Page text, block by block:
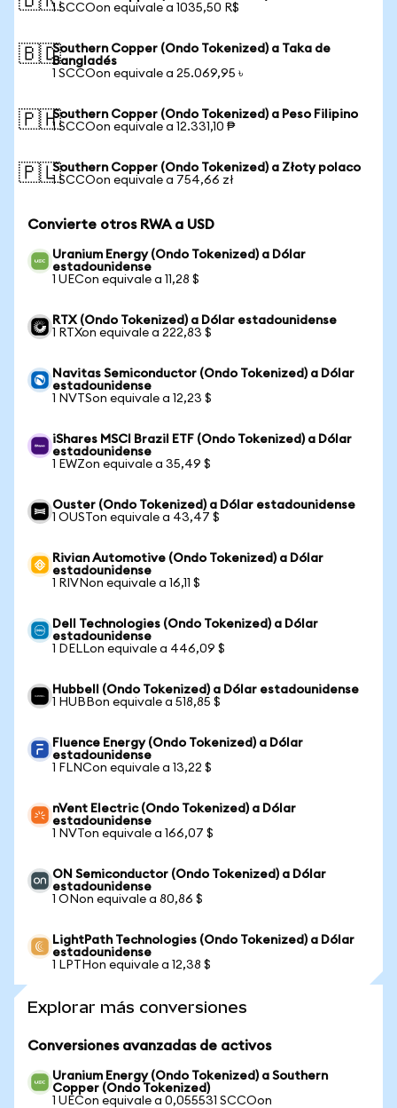
1 SCCOon equivale a 1035,50 R$
🇧🇩Southern Copper (Ondo Tokenized) a Taka de
Bangladés
1 SCCOon equivale a 25.069,95 ৳
🇵🇭Southern Copper (Ondo Tokenized) a Peso Filipino
1 SCCOon equivale a 12.331,10 ₱
🇵🇱Southern Copper (Ondo Tokenized) a Złoty polaco
1 SCCOon equivale a 754,66 zł
Convierte otros RWA a USD
Uranium Energy (Ondo Tokenized) a Dólar
estadounidense
1 UECon equivale a 11,28 $
RTX (Ondo Tokenized) a Dólar estadounidense
1 RTXon equivale a 222,83 $
Navitas Semiconductor (Ondo Tokenized) a Dólar
estadounidense
1 NVTSon equivale a 12,23 $
iShares MSCI Brazil ETF (Ondo Tokenized) a Dólar
estadounidense
1 EWZon equivale a 35,49 $
Ouster (Ondo Tokenized) a Dólar estadounidense
1 OUSTon equivale a 43,47 $
Rivian Automotive (Ondo Tokenized) a Dólar
estadounidense
1 RIVNon equivale a 16,11 $
Dell Technologies (Ondo Tokenized) a Dólar
estadounidense
1 DELLon equivale a 446,09 $
Hubbell (Ondo Tokenized) a Dólar estadounidense
1 HUBBon equivale a 518,85 $
Fluence Energy (Ondo Tokenized) a Dólar
estadounidense
1 FLNCon equivale a 13,22 $
nVent Electric (Ondo Tokenized) a Dólar
estadounidense
1 NVTon equivale a 166,07 $
ON Semiconductor (Ondo Tokenized) a Dólar
estadounidense
1 ONon equivale a 80,86 $
LightPath Technologies (Ondo Tokenized) a Dólar
estadounidense
1 LPTHon equivale a 12,38 $
Explorar más conversiones
Conversiones avanzadas de activos
Uranium Energy (Ondo Tokenized) a Southern
Copper (Ondo Tokenized)
1 UECon equivale a 0,055531 SCCOon